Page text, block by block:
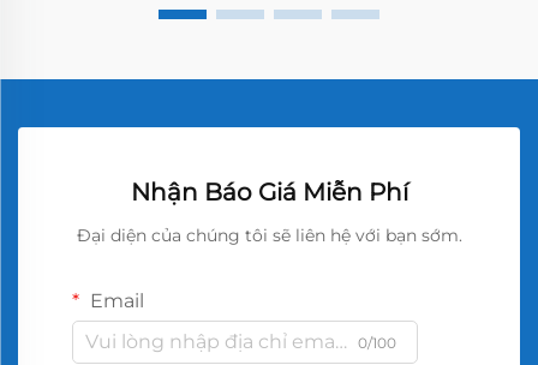
Nhận Báo Giá Miễn Phí
Đại diện của chúng tôi sẽ liên hệ với bạn sớm.
Email
0/100